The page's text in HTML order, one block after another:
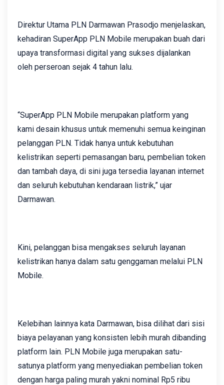
Direktur Utama PLN Darmawan Prasodjo menjelaskan,
kehadiran SuperApp PLN Mobile merupakan buah dari
upaya transformasi digital yang sukses dijalankan
oleh perseroan sejak 4 tahun lalu.
“SuperApp PLN Mobile merupakan platform yang
kami desain khusus untuk memenuhi semua keinginan
pelanggan PLN. Tidak hanya untuk kebutuhan
kelistrikan seperti pemasangan baru, pembelian token
dan tambah daya, di sini juga tersedia layanan internet
dan seluruh kebutuhan kendaraan listrik,” ujar
Darmawan.
Kini, pelanggan bisa mengakses seluruh layanan
kelistrikan hanya dalam satu genggaman melalui PLN
Mobile.
Kelebihan lainnya kata Darmawan, bisa dilihat dari sisi
biaya pelayanan yang konsisten lebih murah dibanding
platform lain. PLN Mobile juga merupakan satu-
satunya platform yang menyediakan pembelian token
dengan harga paling murah yakni nominal Rp5 ribu